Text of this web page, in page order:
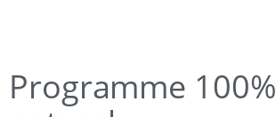
Programme 100%